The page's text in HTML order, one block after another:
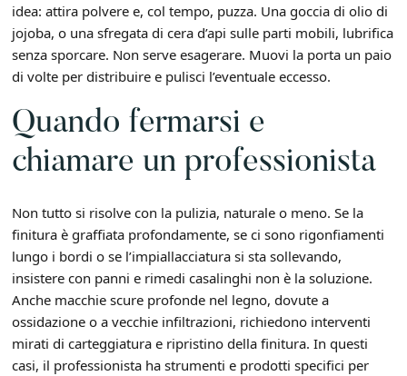
idea: attira polvere e, col tempo, puzza. Una goccia di olio di
jojoba, o una sfregata di cera d’api sulle parti mobili, lubrifica
senza sporcare. Non serve esagerare. Muovi la porta un paio
di volte per distribuire e pulisci l’eventuale eccesso.
Quando fermarsi e
chiamare un professionista
Non tutto si risolve con la pulizia, naturale o meno. Se la
finitura è graffiata profondamente, se ci sono rigonfiamenti
lungo i bordi o se l’impiallacciatura si sta sollevando,
insistere con panni e rimedi casalinghi non è la soluzione.
Anche macchie scure profonde nel legno, dovute a
ossidazione o a vecchie infiltrazioni, richiedono interventi
mirati di carteggiatura e ripristino della finitura. In questi
casi, il professionista ha strumenti e prodotti specifici per